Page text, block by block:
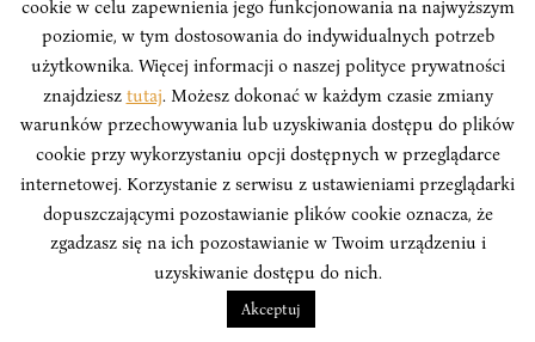
INSTYTUT BOYMA. WSZELKIE PRAWA ZASTRZEŻONE.
Polityka
Prywatności Serwisu Polityka Prywatności Fundacji
design Beata Świerczyńska , development Alan Głodek
cookie w celu zapewnienia jego funkcjonowania na najwyższym
poziomie, w tym dostosowania do indywidualnych potrzeb
użytkownika. Więcej informacji o naszej polityce prywatności
znajdziesz tutaj. Możesz dokonać w każdym czasie zmiany
warunków przechowywania lub uzyskiwania dostępu do plików
cookie przy wykorzystaniu opcji dostępnych w przeglądarce
internetowej. Korzystanie z serwisu z ustawieniami przeglądarki
dopuszczającymi pozostawianie plików cookie oznacza, że
zgadzasz się na ich pozostawianie w Twoim urządzeniu i
uzyskiwanie dostępu do nich.
Akceptuj